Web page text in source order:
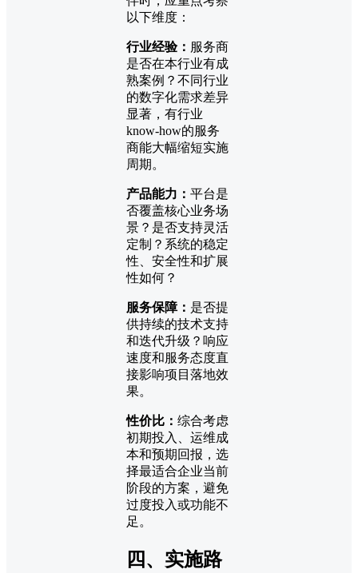
以下维度：
行业经验： 服务商
是否在本行业有成
熟案例？不同行业
的数字化需求差异
显著，有行业
know-how的服务
商能大幅缩短实施
周期。
产品能力： 平台是
否覆盖核心业务场
景？是否支持灵活
定制？系统的稳定
性、安全性和扩展
性如何？
服务保障： 是否提
供持续的技术支持
和迭代升级？响应
速度和服务态度直
接影响项目落地效
果。
性价比： 综合考虑
初期投入、运维成
本和预期回报，选
择最适合企业当前
阶段的方案，避免
过度投入或功能不
足。
四、实施路